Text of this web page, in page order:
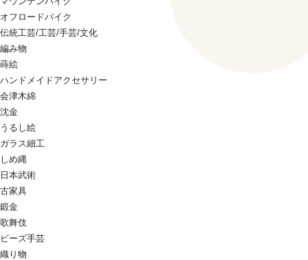
オフロードバイク
伝統工芸/工芸/手芸/文化
編み物
蒔絵
ハンドメイドアクセサリー
会津木綿
沈金
うるし絵
ガラス細工
しめ縄
日本武術
古家具
鍛金
歌舞伎
ビーズ手芸
織り物